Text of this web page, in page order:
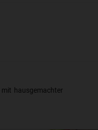
mit hausgemachter